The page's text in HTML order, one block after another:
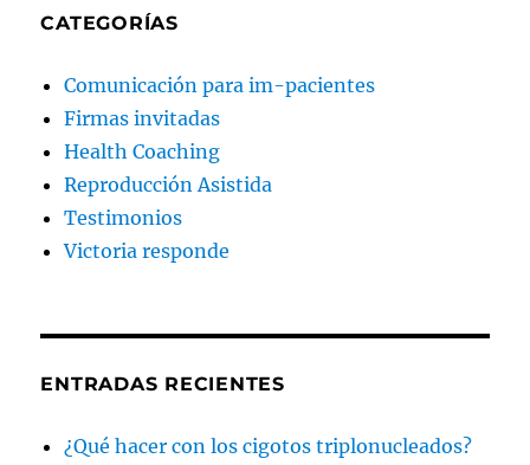
CATEGORÍAS
Comunicación para im-pacientes
Firmas invitadas
Health Coaching
Reproducción Asistida
Testimonios
Victoria responde
ENTRADAS RECIENTES
¿Qué hacer con los cigotos triplonucleados?